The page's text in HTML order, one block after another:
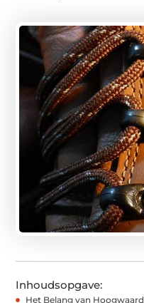
Inhoudsopgave:
Het Belang van